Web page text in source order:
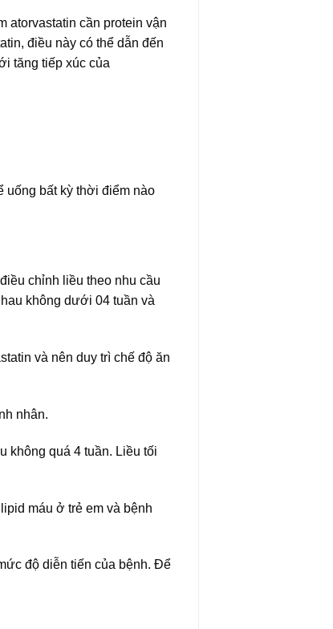
atorvastatin cần protein vận
điều này có thể dẫn đến
tăng tiếp xúc của
uống bất kỳ thời điểm nào
chỉnh liều theo nhu cầu
không dưới 04 tuần và
và nên duy trì chế độ ăn
nhân.
không quá 4 tuần. Liều tối
máu ở trẻ em và bệnh
độ diễn tiến của bệnh. Để